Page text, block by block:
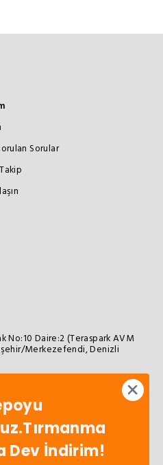
Sorular
No:10 Daire:2 (Teraspark AVM
Merkezefendi, Denizli
Dev İndirim!